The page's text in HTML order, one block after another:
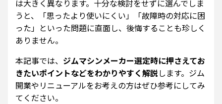
は大きく異なります。十分な検討をせずに選んでしま
うと、「思ったより使いにくい」「故障時の対応に困
った」といった問題に直面し、後悔することも珍しく
ありません。
本記事では、 ジムマシンメーカー選定時に押さえてお
きたいポイントなどをわかりやすく解説します。ジム
開業やリニューアルをお考えの方はぜひ参考にしてみ
てください。